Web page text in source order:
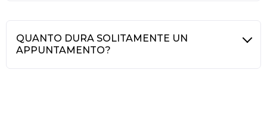
QUANTO DURA SOLITAMENTE UN
APPUNTAMENTO?